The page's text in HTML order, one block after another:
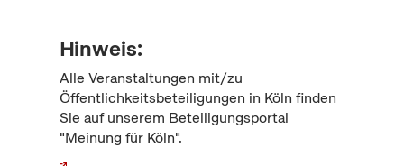
Hinweis:
Alle Veranstaltungen mit/zu
Öffentlichkeitsbeteiligungen in Köln finden
Sie auf unserem Beteiligungsportal
"Meinung für Köln".